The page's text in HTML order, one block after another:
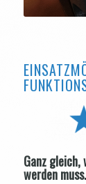
Ganz
werden muss.